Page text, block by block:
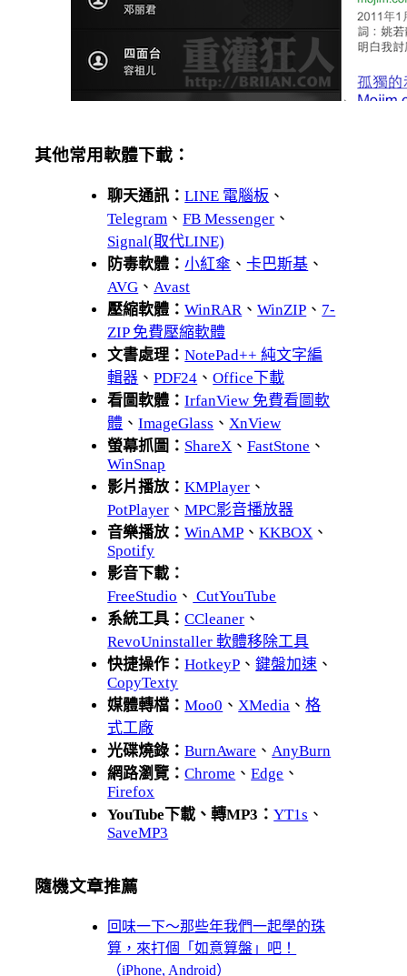
其他常用軟體下載：
聊天通訊：LINE 電腦板 、
Telegram 、FB Messenger 、
Signal(取代LINE)
防毒軟體：小紅傘 、卡巴斯基 、
AVG 、 Avast
壓縮軟體：WinRAR 、WinZIP 、 7-
ZIP 免費壓縮軟體
文書處理：NotePad++ 純文字編
輯器 、PDF24 、Office下載
看圖軟體：IrfanView 免費看圖軟
體 、ImageGlass 、 XnView
螢幕抓圖： ShareX 、FastStone 、
WinSnap
影片播放：KMPlayer 、
PotPlayer 、MPC影音播放器
音樂播放：WinAMP 、KKBOX 、
Spotify
影音下載：
FreeStudio 、 CutYouTube
系統工具：CCleaner 、
RevoUninstaller 軟體移除工具
快捷操作：HotkeyP 、鍵盤加速 、
CopyTexty
媒體轉檔：Moo0 、 XMedia 、格
式工廠
光碟燒錄：BurnAware 、 AnyBurn
網路瀏覽：Chrome 、Edge 、
Firefox
YouTube下載、轉MP3：YT1s 、
SaveMP3
隨機文章推薦
回味一下～那些年我們一起學的珠
算，來打個「如意算盤」吧！
（iPhone, Android）